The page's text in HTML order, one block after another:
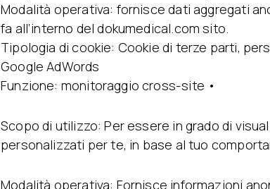
Modalità operativa: fornisce dati aggregati
fa all’interno del dokumedical.com sito.
Tipologia di cookie: Cookie di terze parti,
Google AdWords
Funzione: monitoraggio cross-site •
Scopo di utilizzo: Per essere in grado di
personalizzati per te, in base al tuo
Modalità operativa: Fornisce informazioni